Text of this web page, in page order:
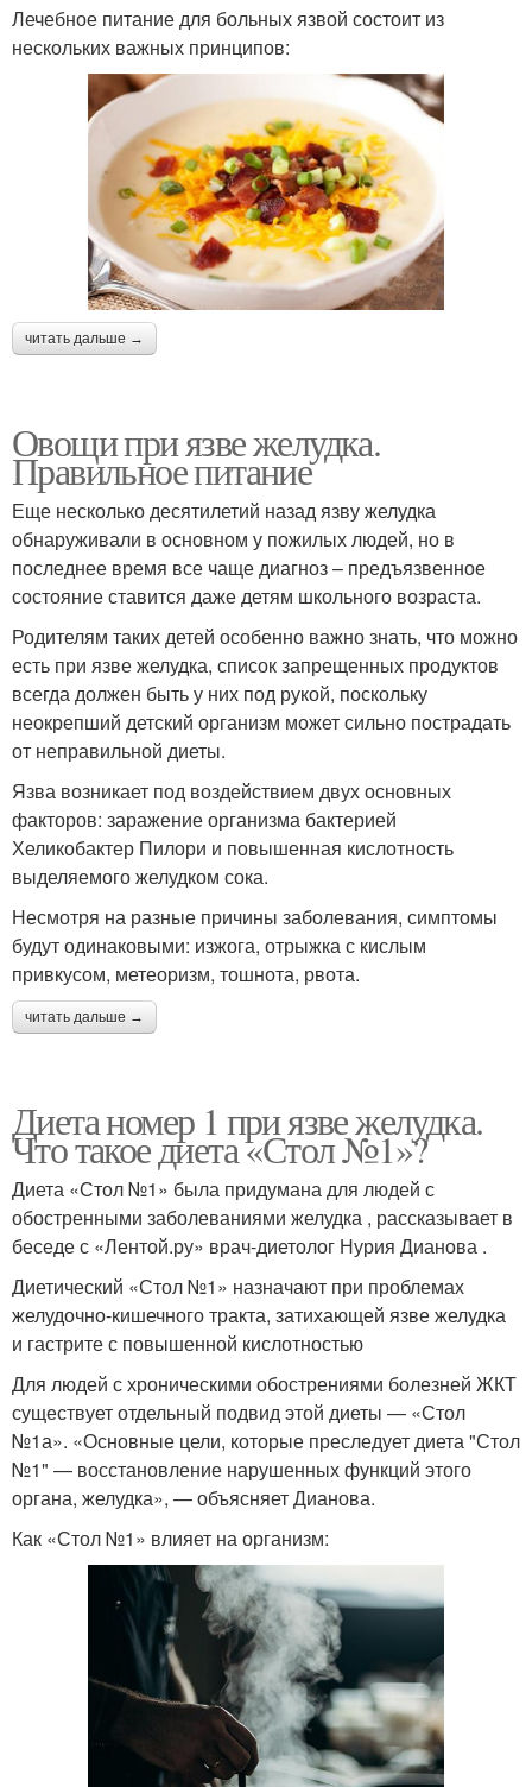
Лечебное питание для больных язвой состоит из
нескольких важных принципов:
читать дальше →
Овощи при язве желудка.
Правильное питание
Еще несколько десятилетий назад язву желудка
обнаруживали в основном у пожилых людей, но в
последнее время все чаще диагноз – предъязвенное
состояние ставится даже детям школьного возраста.
Родителям таких детей особенно важно знать, что можно
есть при язве желудка, список запрещенных продуктов
всегда должен быть у них под рукой, поскольку
неокрепший детский организм может сильно пострадать
от неправильной диеты.
Язва возникает под воздействием двух основных
факторов: заражение организма бактерией
Хеликобактер Пилори и повышенная кислотность
выделяемого желудком сока.
Несмотря на разные причины заболевания, симптомы
будут одинаковыми: изжога, отрыжка с кислым
привкусом, метеоризм, тошнота, рвота.
читать дальше →
Диета номер 1 при язве желудка.
Что такое диета «Стол №1»?
Диета «Стол №1» была придумана для людей с
обостренными заболеваниями желудка , рассказывает в
беседе с «Лентой.ру» врач-диетолог Нурия Дианова .
Диетический «Стол №1» назначают при проблемах
желудочно-кишечного тракта, затихающей язве желудка
и гастрите с повышенной кислотностью
Для людей с хроническими обострениями болезней ЖКТ
существует отдельный подвид этой диеты — «Стол
№1а». «Основные цели, которые преследует диета "Стол
№1" — восстановление нарушенных функций этого
органа, желудка», — объясняет Дианова.
Как «Стол №1» влияет на организм: